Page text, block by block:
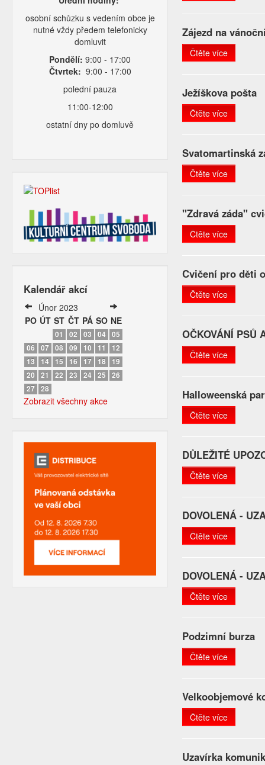
osobní schůzku s vedením obce je
nutné vždy předem telefonicky
domluvit
Pondělí: 9:00 - 17:00
Čtvrtek: 9:00 - 17:00
polední pauza
11:00-12:00
ostatní dny po domluvě
Kalendář akcí
Únor 2023
PO ÚT ST ČT PÁ SO NE
01 02 03 04
05
06
07 08 09 10 11
12
13
14 15 16 17 18
19
20
21 22 23 24 25
26
27 28
Zobrazit všechny akce
Zájezd na
Čtěte více
Ježíškova pošta
Čtěte více
Svatomartinská
Čtěte více
"Zdravá záda"
Čtěte více
Cvičení pro děti
Čtěte více
OČKOVÁNÍ PSŮ
Čtěte více
Halloweenská
Čtěte více
DŮLEŽITÉ
Čtěte více
DOVOLENÁ -
Čtěte více
DOVOLENÁ -
Čtěte více
Podzimní burza
Čtěte více
Velkoobjemové
Čtěte více
Uzavírka